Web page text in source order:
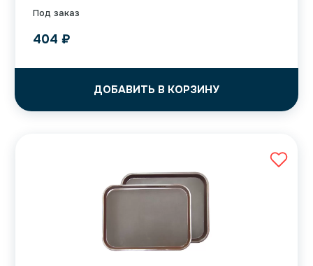
Под заказ
404 ₽
ДОБАВИТЬ В КОРЗИНУ